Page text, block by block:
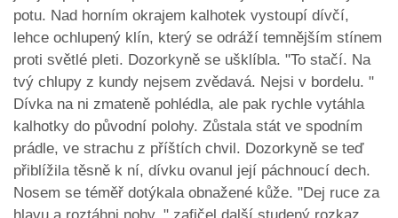
potu. Nad horním okrajem kalhotek vystoupí dívčí,
lehce ochlupený klín, který se odráží temnějším stínem
proti světlé pleti. Dozorkyně se ušklíbla. "To stačí. Na
tvý chlupy z kundy nejsem zvědavá. Nejsi v bordelu. "
Dívka na ni zmateně pohlédla, ale pak rychle vytáhla
kalhotky do původní polohy. Zůstala stát ve spodním
prádle, ve strachu z příštích chvil. Dozorkyně se teď
přiblížila těsně k ní, dívku ovanul její páchnoucí dech.
Nosem se téměř dotýkala obnažené kůže. "Dej ruce za